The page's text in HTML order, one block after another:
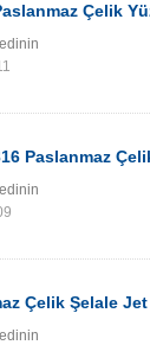
Çelik
Paslanmaz
Çelik Şelale Jet